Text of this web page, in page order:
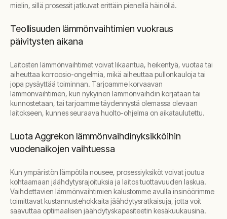
mielin, sillä prosessit jatkuvat erittäin pienellä häiriöllä.
Teollisuuden lämmönvaihtimien vuokraus
päivitysten aikana
Laitosten lämmönvaihtimet voivat likaantua, heikentyä, vuotaa tai
aiheuttaa korroosio-ongelmia, mikä aiheuttaa pullonkauloja tai
jopa pysäyttää toiminnan. Tarjoamme korvaavan
lämmönvaihtimen, kun nykyinen lämmönvaihdin korjataan tai
kunnostetaan, tai tarjoamme täydennystä olemassa olevaan
laitokseen, kunnes seuraava huolto-ohjelma on aikataulutettu.
Luota Aggrekon lämmönvaihdinyksikköihin
vuodenaikojen vaihtuessa
Kun ympäristön lämpötila nousee, prosessiyksiköt voivat joutua
kohtaamaan jäähdytysrajoituksia ja laitos tuottavuuden laskua.
Vaihdettavien lämmönvaihtimien kalustomme avulla insinöörimme
toimittavat kustannustehokkaita jäähdytysratkaisuja, jotta voit
saavuttaa optimaalisen jäähdytyskapasiteetin kesäkuukausina.